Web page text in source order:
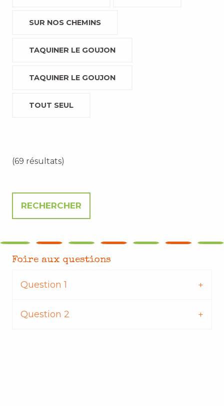
SUR NOS CHEMINS
TAQUINER LE GOUJON
TAQUINER LE GOUJON
TOUT SEUL
(69 résultats)
Foire aux questions
Question 1
Question 2